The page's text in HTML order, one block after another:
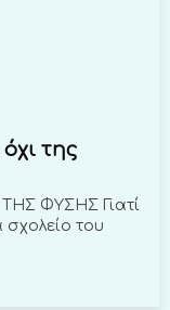
της
ΦΥΣΗΣ Γιατί
σχολείο του